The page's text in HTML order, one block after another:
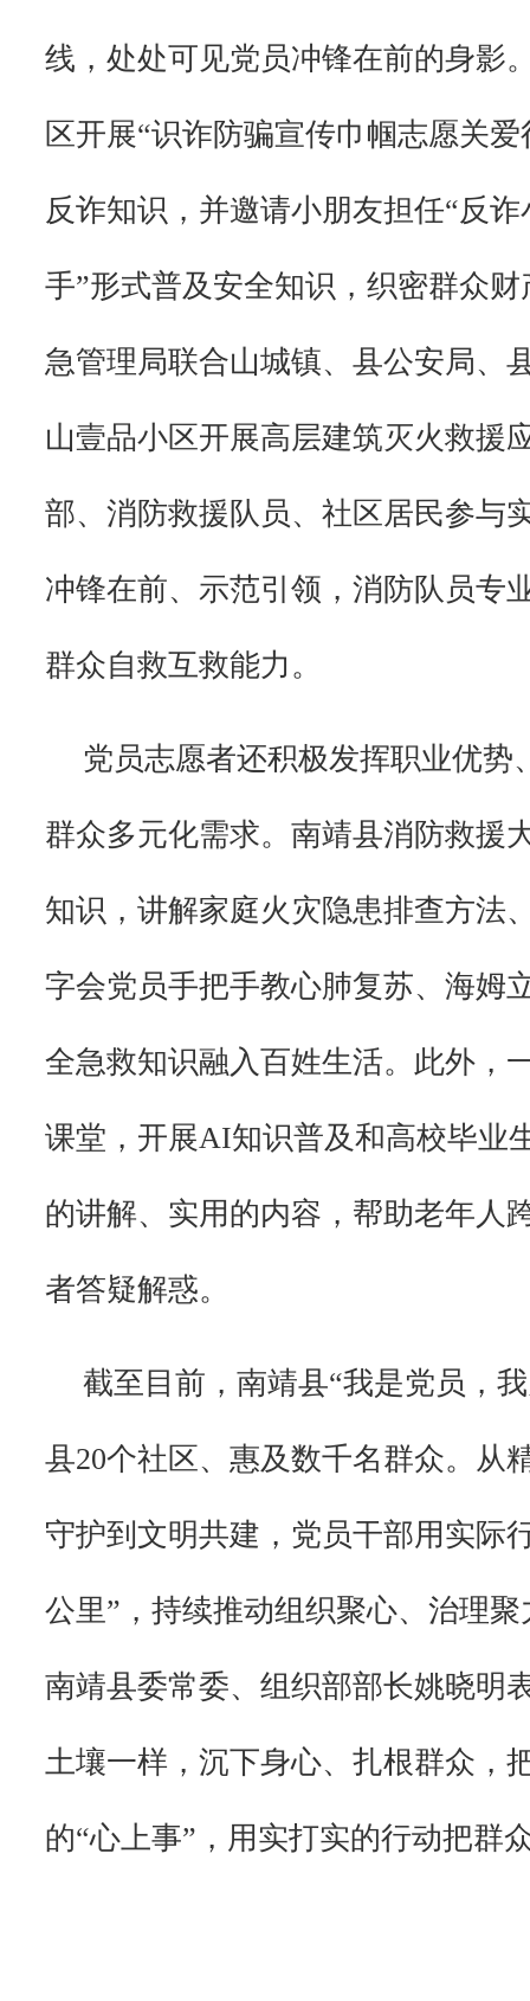
线，处处可见党员冲锋在前的身影
区开展“识诈防骗宣传巾帼志愿关
反诈知识，并邀请小朋友担任“反
手”形式普及安全知识，织密群众
急管理局联合山城镇、县公安局、
山壹品小区开展高层建筑灭火救援
部、消防救援队员、社区居民参与
冲锋在前、示范引领，消防队员专
群众自救互救能力。
党员志愿者还积极发挥职业优势
群众多元化需求。南靖县消防救援
知识，讲解家庭火灾隐患排查方法
字会党员手把手教心肺复苏、海姆
全急救知识融入百姓生活。此外，
课堂，开展AI知识普及和高校毕业
的讲解、实用的内容，帮助老年人
者答疑解惑。
截至目前，南靖县“我是党员，
县20个社区、惠及数千名群众。从
守护到文明共建，党员干部用实际
公里”，持续推动组织聚心、治理
南靖县委常委、组织部部长姚晓明
土壤一样，沉下身心、扎根群众，
的“心上事”，用实打实的行动把群